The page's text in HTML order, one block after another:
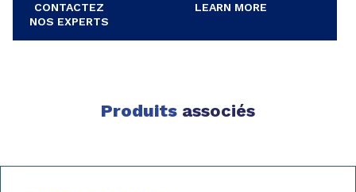
CONTACTEZ
NOS EXPERTS
LEARN MORE
Produits associés